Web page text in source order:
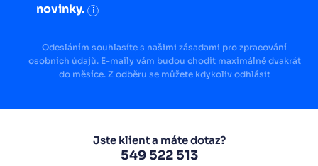
novinky.
i
Odesláním souhlasíte s našimi zásadami pro zpracování
osobních údajů. E-maily vám budou chodit maximálně dvakrát
do měsíce. Z odběru se můžete kdykoliv odhlásit
Jste klient a máte dotaz?
549 522 513